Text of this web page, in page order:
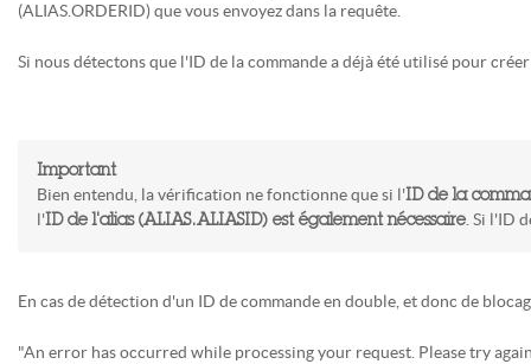
(ALIAS.ORDERID) que vous envoyez dans la requête.
Si nous détectons que l'ID de la commande a déjà été utilisé pour
Important
Bien entendu, la vérification ne fonctionne que si l'ID de la
l'ID de l'alias (ALIAS.ALIASID) est également nécessaire . Si l'ID
En cas de détection d'un ID de commande en double, et donc de
"An error has occurred while processing your request. Please try